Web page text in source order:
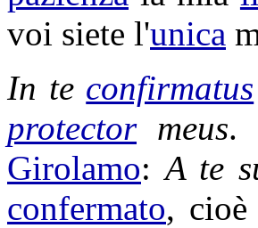
voi siete l'unica
In te confirmatus
protectormeus.
Girolamo:A te
confermato,